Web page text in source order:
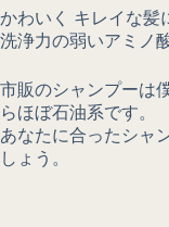
かわいく キレイな髪
洗浄力の弱いアミノ
市販のシャンプーは
らほぼ石油系です。
あなたに合ったシャ
しょう。